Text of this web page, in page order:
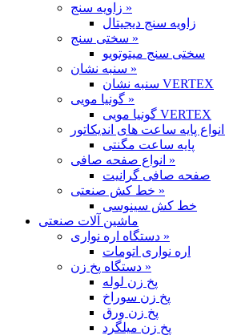
زاویه سنج »
زاویه سنج دیجیتال
سختی سنج »
سختی سنج میتوتویو
سنبه نشان »
سنبه نشان VERTEX
گونیا مویی »
گونیا مویی VERTEX
پایه ساعت مگنتی
انواع صفحه صافی »
صفحه صافی گرانیت
خط کش صنعتی »
خط کش سینوسی
ماشین آلات صنعتی
دستگاه اره نواری »
اره نواری اتومات
دستگاه پخ زن »
پخ زن لوله
پخ زن سوراخ
پخ زن ورق
پخ زن میلگرد